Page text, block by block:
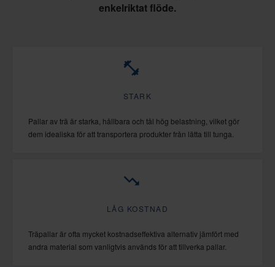
enkelriktat flöde.
STARK
Pallar av trä är starka, hållbara och tål hög belastning, vilket gör
dem idealiska för att transportera produkter från lätta till tunga.
LÅG KOSTNAD
Träpallar är ofta mycket kostnadseffektiva alternativ jämfört med
andra material som vanligtvis används för att tillverka pallar.